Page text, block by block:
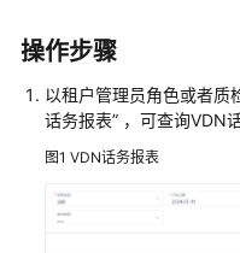
入
门
用
南
操作步骤
以租户管理员角色或者质
话务报表” ，可查询VDN
图1 VDN话务报表